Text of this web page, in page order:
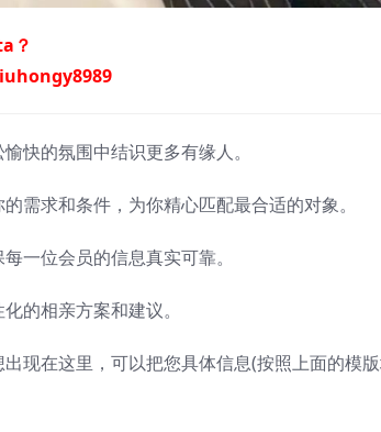
？
快的氛围中结识更多有缘人。
需求和条件，为你精心匹配最合适的对象。
一位会员的信息真实可靠。
的相亲方案和建议。
现在这里，可以把您具体信息(按照上面的模